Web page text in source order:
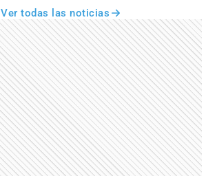
Ver todas las noticias